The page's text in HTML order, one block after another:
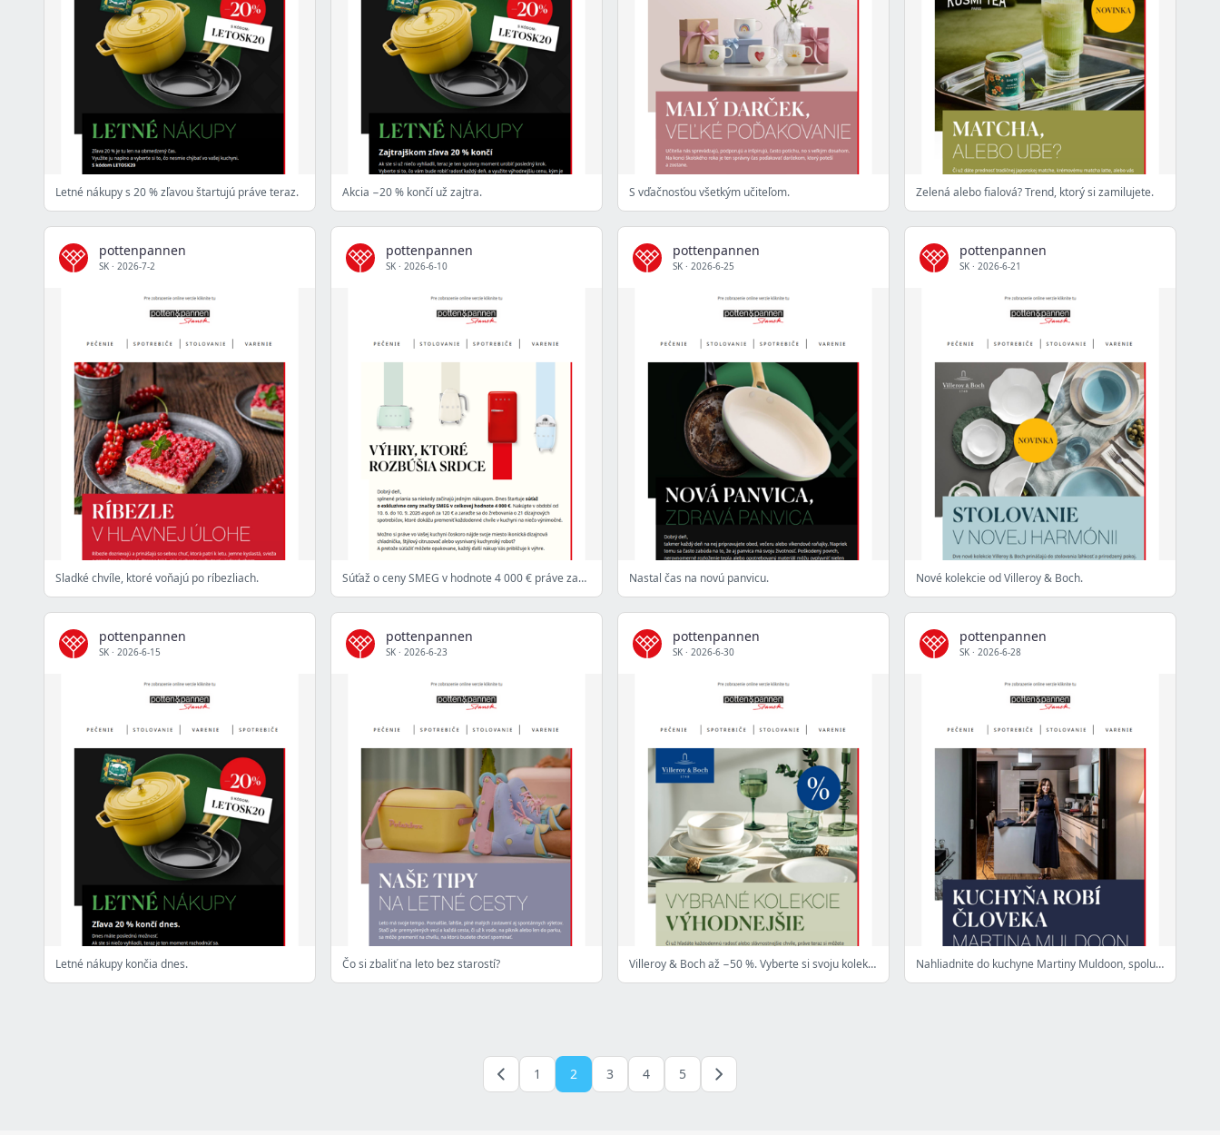
Letné nákupy s 20 % zľavou štartujú práve teraz. Akcia −20 % končí už zajtra. S vďačnosťou všetkým učiteľom. Zelená alebo fialová? Trend, ktorý si zamilujete.
pottenpannen
SK · 2026-7-2
Sladké chvíle, ktoré voňajú po ríbezliach.
pottenpannen
SK · 2026-6-10
Súťaž o ceny SMEG v hodnote 4 000 € práve začína.
pottenpannen
SK · 2026-6-25
Nastal čas na novú panvicu.
pottenpannen
SK · 2026-6-21
Nové kolekcie od Villeroy & Boch.
pottenpannen
SK · 2026-6-15
Letné nákupy končia dnes.
pottenpannen
SK · 2026-6-23
Čo si zbaliť na leto bez starostí?
pottenpannen
SK · 2026-6-30
Villeroy & Boch až −50 %. Vyberte si svoju kolekciu.
pottenpannen
SK · 2026-6-28
Nahliadnite do kuchyne Martiny Muldoon, spoluzakladateľky našej Gourmet Academy.
1 2 3 4 5